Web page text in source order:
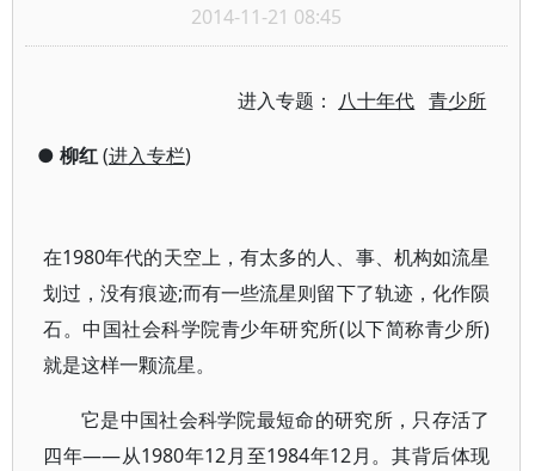
2014-11-21 08:45
进入专题： 八十年代 青少所
● 柳红(进入专栏)
在1980年代的天空上，有太多的人、事、机构如流星
划过，没有痕迹;而有一些流星则留下了轨迹，化作陨
石。中国社会科学院青少年研究所(以下简称青少所)
就是这样一颗流星。
它是中国社会科学院最短命的研究所，只存活了
四年——从1980年12月至1984年12月。其背后体现